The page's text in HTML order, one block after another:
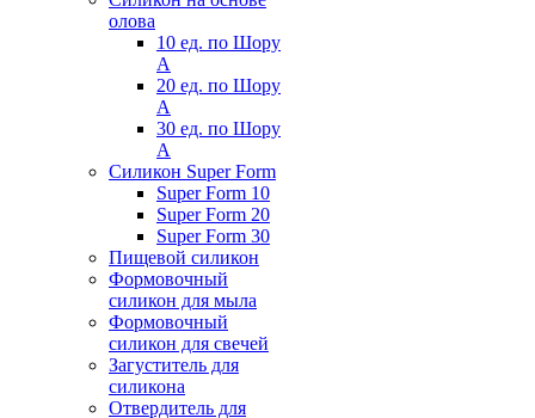
олова
10 ед. по Шору
А
20 ед. по Шору
А
30 ед. по Шору
А
Силикон Super Form
Super Form 10
Super Form 20
Super Form 30
Пищевой силикон
Формовочный
силикон для мыла
Формовочный
силикон для свечей
Загуститель для
силикона
Отвердитель для